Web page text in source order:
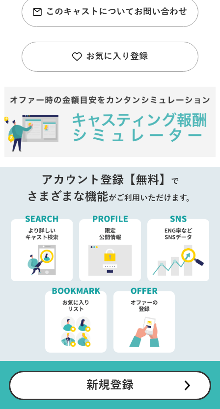
このキャストについてお問い合わせ
お気に入り登録
アカウント登録【無料】 で
さまざまな機能がご利用いただけます。
新規登録